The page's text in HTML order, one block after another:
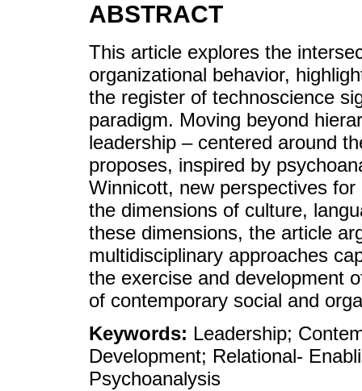
ABSTRACT
This article explores the
organizational behavior,
the register of technoscience
paradigm. Moving beyond
leadership – centered around
proposes, inspired by
Winnicott, new perspectives
the dimensions of culture,
these dimensions, the article
multidisciplinary approaches
the exercise and development
of contemporary social and
Keywords: Leadership;
Development; Relational-
Psychoanalysis